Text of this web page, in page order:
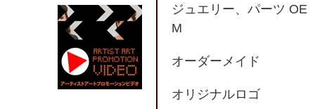
ジュエリー、パーツ OE
M
オーダーメイド
オリジナルロゴ